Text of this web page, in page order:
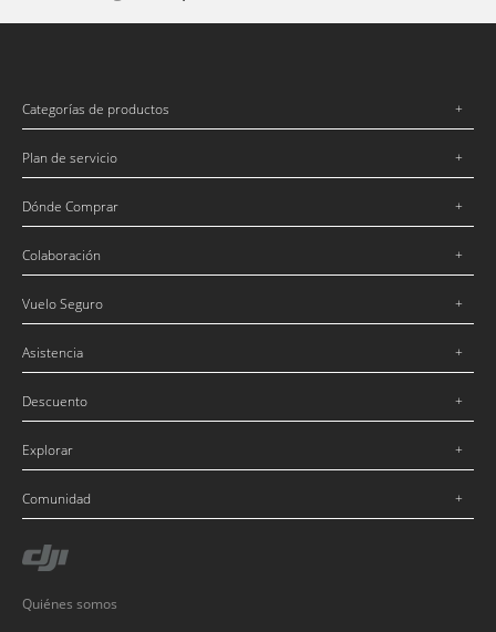
Categorías de productos
Plan de servicio
Dónde Comprar
Colaboración
Vuelo Seguro
Asistencia
Descuento
Explorar
Comunidad
Quiénes somos